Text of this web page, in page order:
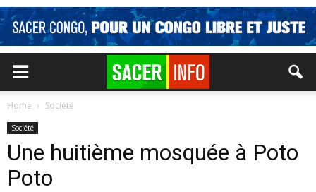
Home Société
Société
Une huitième mosquée à Poto
Poto